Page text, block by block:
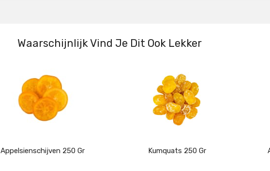
Waarschijnlijk Vind Je Dit Ook Lekker
Appelsienschijven 250 Gr Kumquats 250 Gr